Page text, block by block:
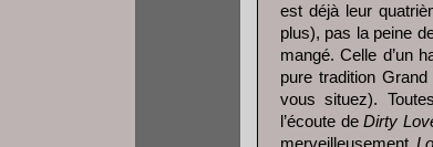
est déjà leur
plus), pas la peine
mangé. Celle d’un
pure tradition
vous situez).
l’écoute deDirty
merveilleusement